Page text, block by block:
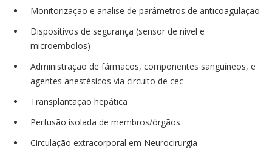
Monitorização e analise de parâmetros de anticoagulação
Dispositivos de segurança (sensor de nível e
microembolos)
Administração de fármacos, componentes sanguíneos, e
agentes anestésicos via circuito de cec
Transplantação hepática
Perfusão isolada de membros/órgãos
Circulação extracorporal em Neurocirurgia